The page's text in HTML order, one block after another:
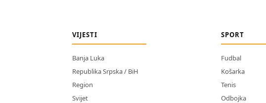
VIJESTI
Banja Luka
Republika Srpska / BiH
Region
Svijet
SPORT
Fudbal
Košarka
Tenis
Odbojka